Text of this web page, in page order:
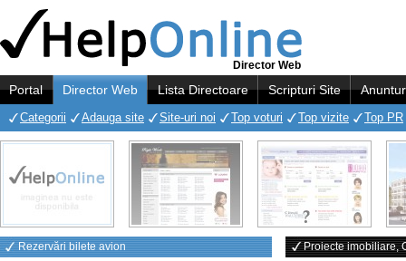
Director Web
Portal Director Web Lista Directoare Scripturi Site
Categorii Adauga site Site-uri noi Top voturi Top vizite Top PR
Rezervări bilete avion
Proiecte imobiliare,